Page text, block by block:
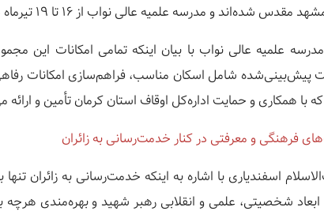
شده‌اند و مدرسه علمیه عالی نواب از ۱۶ تا ۱۹ تیرماه ۱۴۰۵، افتخار میزبانی از این عزیزان را بر عهده دارد.
علمیه عالی نواب با بیان اینکه تمامی امکانات این
پیش‌بینی‌شده شامل اسکان مناسب، فراهم‌سازی امکانات
با همکاری و حمایت اداره‌کل اوقاف استان کرمان تأمین و
فرهنگی و معرفتی در کنار خدمت‌رسانی به زائران
اسفندیاری با اشاره به اینکه خدمت‌رسانی به زائران
ابعاد شخصیتی، علمی و انقلابی رهبر شهید و بهره‌مندی هرچه